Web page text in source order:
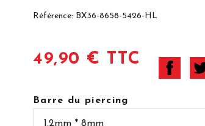
Référence: BX36-8658-5426-HL
49,90 € TTC
Barre du piercing